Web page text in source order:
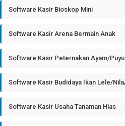
Software Kasir Bioskop Mini
Software Kasir Arena Bermain Anak
Software Kasir Peternakan Ayam/
Software Kasir Budidaya Ikan Lele/
Software Kasir Usaha Tanaman Hias